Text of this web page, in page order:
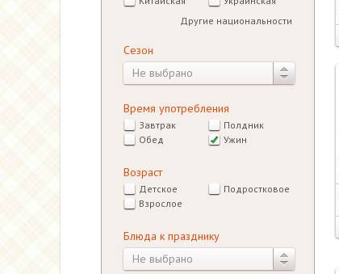
Другие национальности
Сезон
Не выбрано
Время употребления
Завтрак
Полдник
Обед
Ужин
Возраст
Детское
Подростковое
Взрослое
Блюда к празднику
Не выбрано